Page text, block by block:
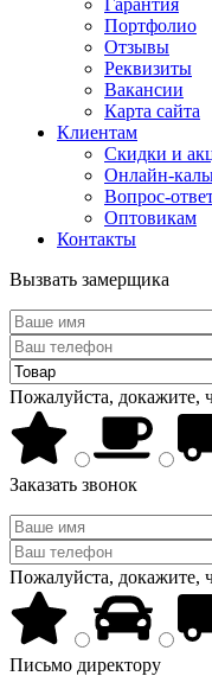
Гарантия
Портфолио
Отзывы
Реквизиты
Вакансии
Карта сайта
Клиентам
Скидки и
Онлайн-
Вопрос-
Оптовикам
Контакты
Вызвать замерщика
Пожалуйста, докажите,
Заказать звонок
Пожалуйста, докажите,
Письмо директору